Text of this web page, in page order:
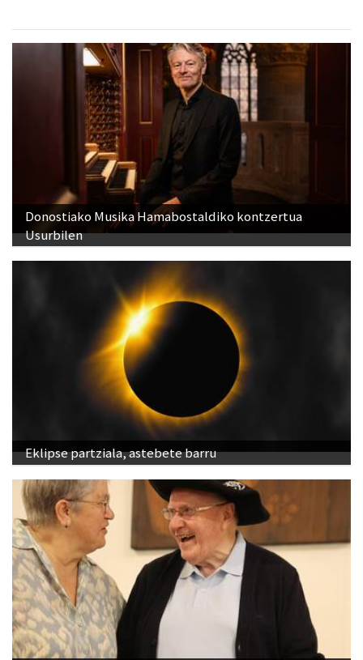
Donostiako Musika Hamabostaldiko kontzertua
Usurbilen
Eklipse partziala, astebete barru